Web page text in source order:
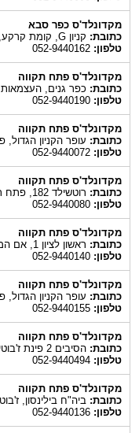
מקדונלד'ס כפר סבא
כתובת:קניון G, קומת קרקע, כפר סבא
טלפון:052-9440162
מקדונלד'ס פתח תקווה
כתובת:כפר גנים, העצמאות 65, פתח תקווה
טלפון:052-9440190
מקדונלד'ס פתח תקווה
כתובת:עופר הקניון הגדול,
טלפון:052-9440072
מקדונלד'ס פתח תקווה
כתובת:רוטשילד 182, פתח תקווה
טלפון:052-9440080
מקדונלד'ס פתח תקווה
כתובת:ראשון לציון 1, אם המושבות, פתח תקווה
טלפון:052-9440140
מקדונלד'ס פתח תקווה
כתובת:עופר הקניון הגדול,
טלפון:052-9440155
מקדונלד'ס פתח תקווה
כתובת:הסיבים 2 פינת ז'בוטינסקי, פתח תקווה
טלפון:052-9440494
מקדונלד'ס פתח תקווה
כתובת:ביה"ח בילינסון, ז'בוטינסקי 39,
טלפון:052-9440136